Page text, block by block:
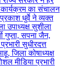
कार्यक्रम का संचालन
धुर्वे ने व्यक्त
उपाध्यक्ष सुशीला
गुप्ता, सपना जैन,
सुधीरदत्त
जिला कोषाध्यक्ष
मीडिया प्रभारी